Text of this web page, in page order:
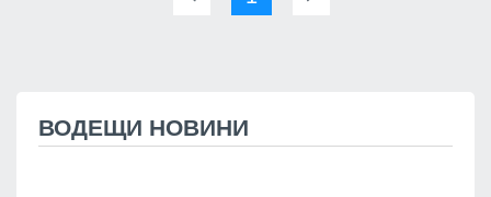
ВОДЕЩИ НОВИНИ